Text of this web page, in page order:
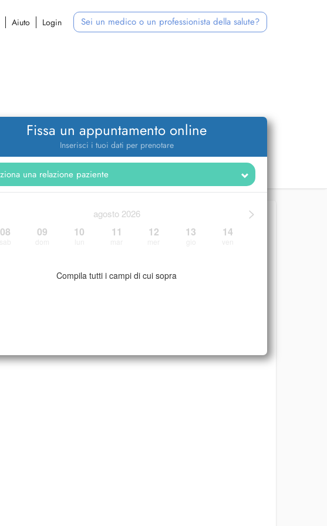
Aiuto Login Sei un medico o un professionista della salute?
Fissa un appuntamento online
Inserisci i tuoi dati per prenotare
>
agosto 2026
08 09 10 11 12 13 14
Compila tutti i campi di cui sopra